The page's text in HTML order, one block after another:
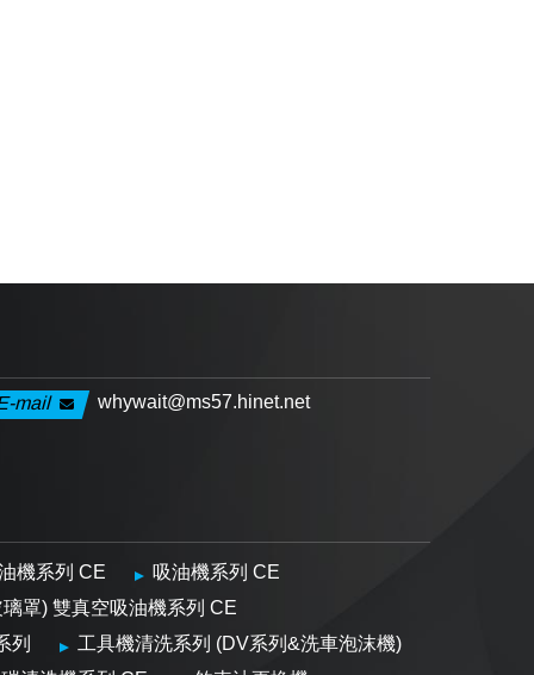
mail whywait@ms57.hinet.net
機系列 CE
吸油機系列 CE
璃罩) 雙真空吸油機系列 CE
列
工具機清洗系列 (DV系列&洗車泡沫機)